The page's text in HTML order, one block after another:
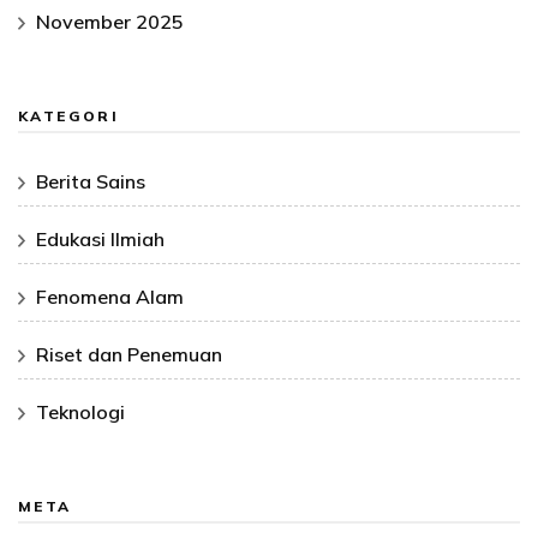
November 2025
KATEGORI
Berita Sains
Edukasi Ilmiah
Fenomena Alam
Riset dan Penemuan
Teknologi
META